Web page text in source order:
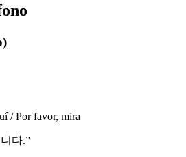
/ Por favor, mira
다.”